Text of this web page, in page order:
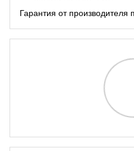
Гарантия от производителя